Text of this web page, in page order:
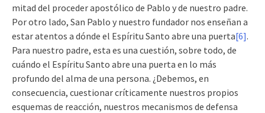
mitad del proceder apostólico de Pablo y de nuestro padre.
Por otro lado, San Pablo y nuestro fundador nos enseñan a
estar atentos a dónde el Espíritu Santo abre una puerta[6].
Para nuestro padre, esta es una cuestión, sobre todo, de
cuándo el Espíritu Santo abre una puerta en lo más
profundo del alma de una persona. ¿Debemos, en
consecuencia, cuestionar críticamente nuestros propios
esquemas de reacción, nuestros mecanismos de defensa